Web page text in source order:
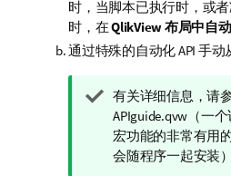
时，当脚本已执行时，或
时，在QlikView 布局中自
通过特殊的自动化 API 手动
提
示
注
释
有关详细信息，请
APIguide.qvw （一
宏功能的非常有用
会随程序一起安装）